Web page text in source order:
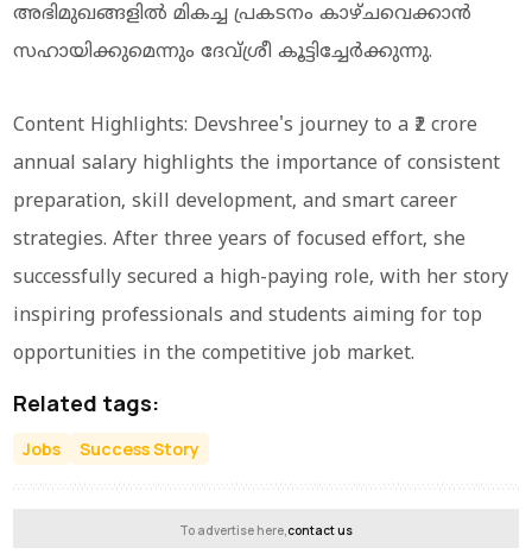
അഭിമുഖങ്ങളിൽ മികച്ച പ്രകടനം കാഴ്ചവെക്കാൻ
സഹായിക്കുമെന്നും ദേവ്ശ്രീ കൂട്ടിച്ചേർക്കുന്നു.
Content Highlights: Devshree's journey to a ₹2 crore
annual salary highlights the importance of consistent
preparation, skill development, and smart career
strategies. After three years of focused effort, she
successfully secured a high-paying role, with her story
inspiring professionals and students aiming for top
opportunities in the competitive job market.
Related tags:
Jobs Success Story
To advertise here,contact us